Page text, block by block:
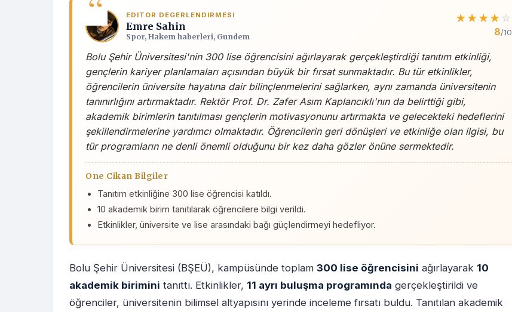
EDITOR DEGERLENDIRMESI
Emre Sahin
Spor, Hakem haberleri, Gundem
★★★★ ☆
8/10
Bolu Şehir Üniversitesi'nin 300 lise öğrencisini ağırlayarak gerçekleştirdiği tanıtım etkinliği,
gençlerin kariyer planlamaları açısından büyük bir fırsat sunmaktadır. Bu tür etkinlikler,
öğrencilerin üniversite hayatına dair bilinçlenmelerini sağlarken, aynı zamanda üniversitenin
tanınırlığını artırmaktadır. Rektör Prof. Dr. Zafer Asım Kaplancıklı'nın da belirttiği gibi,
akademik birimlerin tanıtılması gençlerin motivasyonunu artırmakta ve gelecekteki hedeflerini
şekillendirmelerine yardımcı olmaktadır. Öğrencilerin geri dönüşleri ve etkinliğe olan ilgisi, bu
tür programların ne denli önemli olduğunu bir kez daha gözler önüne sermektedir.
One Cikan Bilgiler
Tanıtım etkinliğine 300 lise öğrencisi katıldı.
10 akademik birim tanıtılarak öğrencilere bilgi verildi.
Etkinlikler, üniversite ve lise arasındaki bağı güçlendirmeyi hedefliyor.
Bolu Şehir Üniversitesi (BŞEÜ), kampüsünde toplam 300 lise öğrencisini ağırlayarak 10
akademik birimini tanıttı. Etkinlikler, 11 ayrı buluşma programında gerçekleştirildi ve
öğrenciler, üniversitenin bilimsel altyapısını yerinde inceleme fırsatı buldu. Tanıtılan akademik